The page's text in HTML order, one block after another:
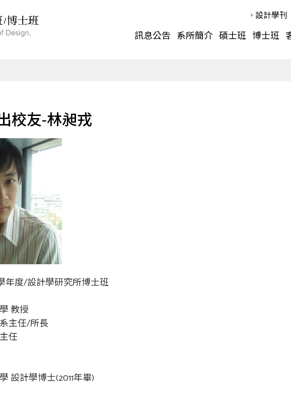
訊息公告 系所簡介 碩士班 博士班
設計學刊
校友-林昶戎
年度/設計學研究所博士班
教授
主任/所長
任
設計學博士(2011年畢)